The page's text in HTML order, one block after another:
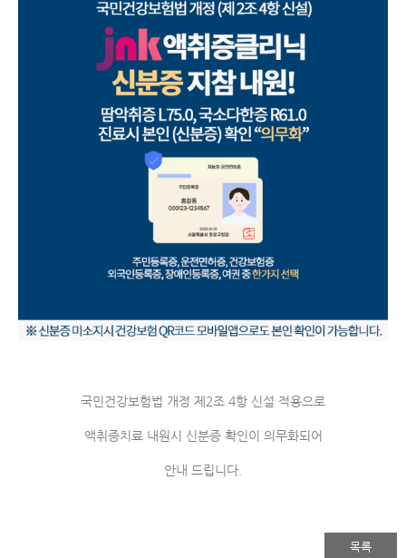
국민건강보험법 개정 제2조 4항 신설 적용으로
액취증치료 내원시 신분증 확인이 의무화되어
안내 드립니다.
목록